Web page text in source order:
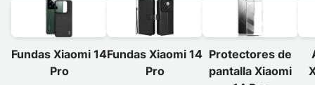
Fundas Xiaomi 14
Pro
Fundas Xiaomi 14
Pro
Protectores de
pantalla Xiaomi